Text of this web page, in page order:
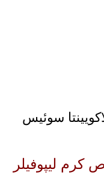
سوئیس
کرم لیپوفیلر